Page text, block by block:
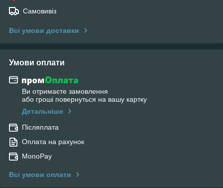
Самовивіз
Всі умови доставки
Умови оплати
Ви отримаєте замовлення
або гроші повернуться на вашу картку
Детальніше
Післяплата
Оплата на рахунок
MonoPay
Всі умови оплати